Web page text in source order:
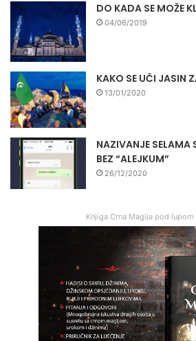
DO KADA SE MOŽE
04/06/2019
KAKO SE UČI JASIN
13/01/2020
NAZIVANJE SELAMA
BEZ “ALEJKUM”
26/12/2020
Knjiga Crna Magija pod lupom